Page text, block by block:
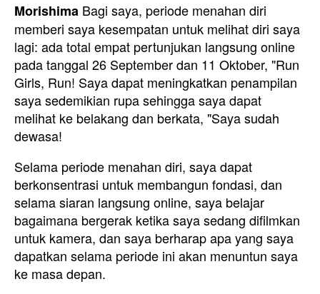
Morishima Bagi saya, periode menahan diri
memberi saya kesempatan untuk melihat diri saya
lagi: ada total empat pertunjukan langsung online
pada tanggal 26 September dan 11 Oktober, "Run
Girls, Run! Saya dapat meningkatkan penampilan
saya sedemikian rupa sehingga saya dapat
melihat ke belakang dan berkata, "Saya sudah
dewasa!
Selama periode menahan diri, saya dapat
berkonsentrasi untuk membangun fondasi, dan
selama siaran langsung online, saya belajar
bagaimana bergerak ketika saya sedang difilmkan
untuk kamera, dan saya berharap apa yang saya
dapatkan selama periode ini akan menuntun saya
ke masa depan.